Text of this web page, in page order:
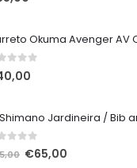
Okuma Avenger AV
of 5
of 5
O
€65,00